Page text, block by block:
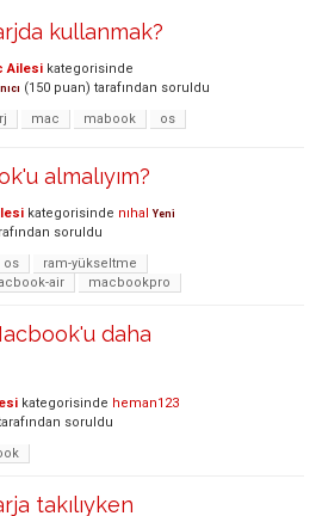
kullanmak?
Ailesi kategorisinde
(150 puan) tarafından soruldu
mac mabook os
almalıyım?
kategorisinde nıhal Yeni
soruldu
os
ram-yükseltme
air macbookpro
daha
kategorisinde heman123
soruldu
takılıyken